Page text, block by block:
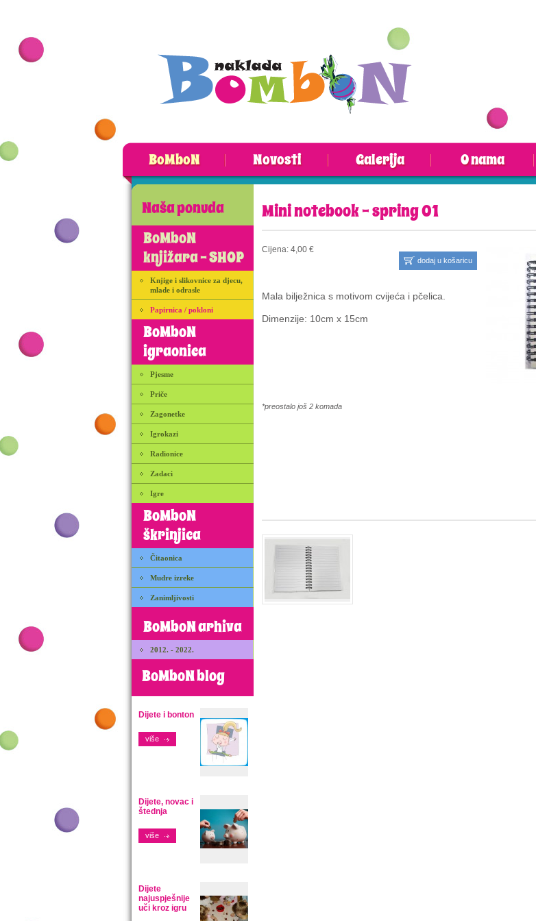
BoMboN Novosti Galerija O nama
Naša ponuda
BoMboN
knjižara - SHOP
Knjige i slikovnice za djecu,
mlade i odrasle
Papirnica / pokloni
BoMboN
igraonica
Pjesme
Priče
Zagonetke
Igrokazi
Radionice
Zadaci
Igre
BoMboN
škrinjica
Čitaonica
Mudre izreke
Zanimljivosti
BoMboN arhiva
2012. - 2022.
BoMboN blog
Dijete i bonton
više
Dijete, novac i
štednja
više
Dijete
najuspješnije
uči kroz igru
Mini notebook - spring 01
dodaj u košaricu
Cijena: 4,00 €
Mala bilježnica s motivom cvijeća i pčelica.
Dimenzije: 10cm x 15cm
*preostalo još 2 komada